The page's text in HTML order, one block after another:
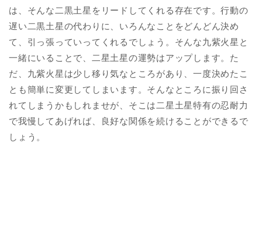
は、そんな二黒土星をリードしてくれる存在です。行動の
遅い二黒土星の代わりに、いろんなことをどんどん決め
て、引っ張っていってくれるでしょう。そんな九紫火星と
一緒にいることで、二星土星の運勢はアップします。た
だ、九紫火星は少し移り気なところがあり、一度決めたこ
とも簡単に変更してしまいます。そんなところに振り回さ
れてしまうかもしれませが、そこは二星土星特有の忍耐力
で我慢してあげれば、良好な関係を続けることができるで
しょう。